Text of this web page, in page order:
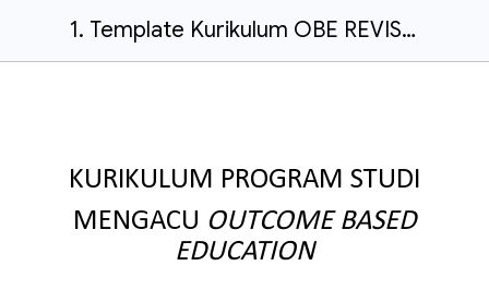
1. Template Kurikulum OBE REVISED UIN SUKA_ revisi.docx
KURIKULUM PROGRAM STUDI
MENGACU OUTCOME BASED
EDUCATION